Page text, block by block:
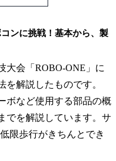
ンに挑戦！基本から、製
会「ROBO-ONE」に
解説したものです。
ボなど使用する部品の概
でを解説しています。サ
限歩行がきちんとでき